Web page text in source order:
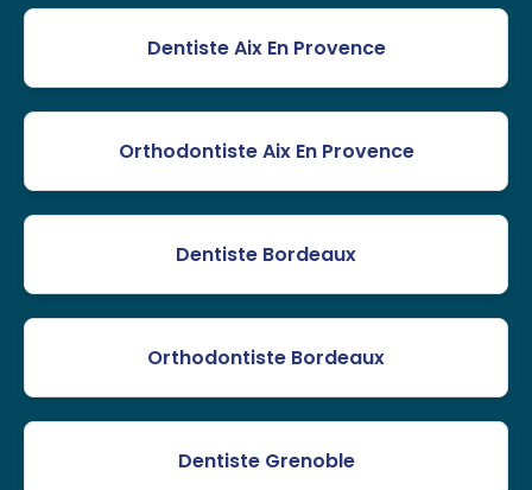
Dentiste Aix En Provence
Orthodontiste Aix En Provence
Dentiste Bordeaux
Orthodontiste Bordeaux
Dentiste Grenoble